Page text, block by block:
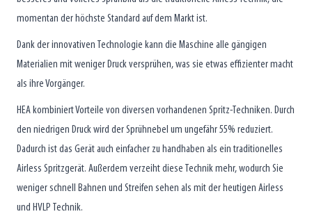
momentan der höchste Standard auf dem Markt ist.
Dank der innovativen Technologie kann die Maschine alle gängigen
Materialien mit weniger Druck versprühen, was sie etwas effizienter macht
als ihre Vorgänger.
HEA kombiniert Vorteile von diversen vorhandenen Spritz-Techniken. Durch
den niedrigen Druck wird der Sprühnebel um ungefähr 55% reduziert.
Dadurch ist das Gerät auch einfacher zu handhaben als ein traditionelles
Airless Spritzgerät. Außerdem verzeiht diese Technik mehr, wodurch Sie
weniger schnell Bahnen und Streifen sehen als mit der heutigen Airless
und HVLP Technik.